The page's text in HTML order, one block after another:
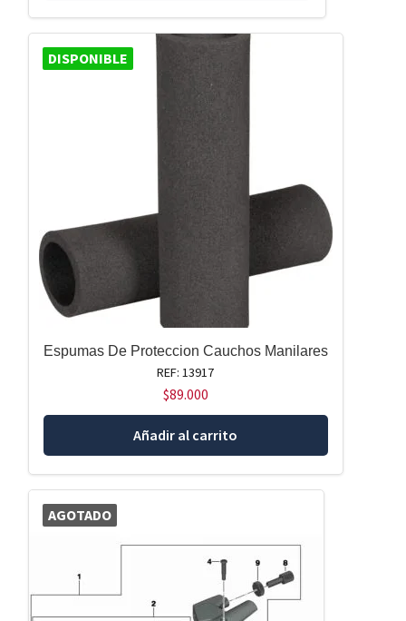
DISPONIBLE
Espumas De Proteccion Cauchos Manilares
REF: 13917
$89.000
Añadir al carrito
AGOTADO